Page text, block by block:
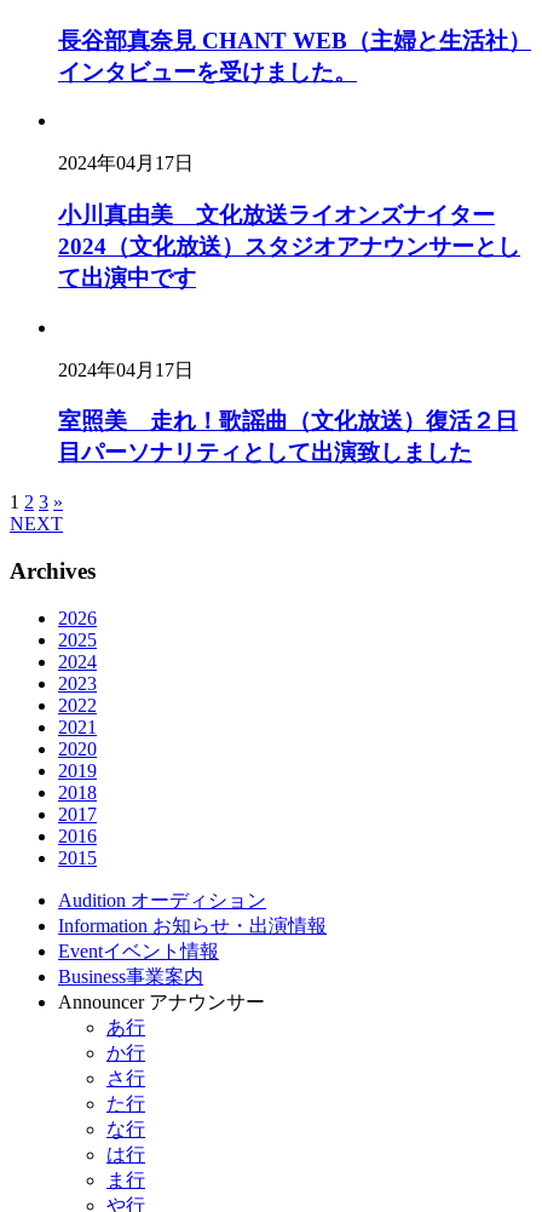
長谷部真奈見 CHANT WEB（主婦と生活社）
インタビューを受けました。
2024年04月17日
小川真由美 文化放送ライオンズナイター
2024（文化放送）スタジオアナウンサーとし
て出演中です
2024年04月17日
室照美 走れ！歌謡曲（文化放送）復活２日
目パーソナリティとして出演致しました
1 2 3 »
NEXT
Archives
2026
2025
2024
2023
2022
2021
2020
2019
2018
2017
2016
2015
Audition オーディション
Information お知らせ・出演情報
Eventイベント情報
Business事業案内
Announcer アナウンサー
あ行
か行
さ行
た行
な行
は行
ま行
や行